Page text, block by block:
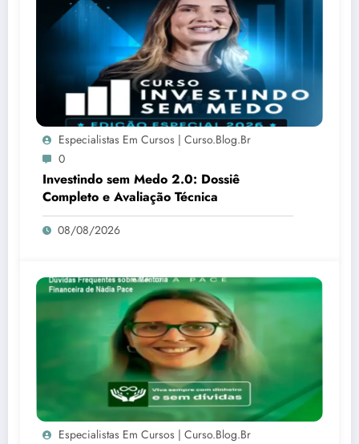
Especialistas Em Cursos | Curso.blog.br
0
Investindo sem Medo 2.0: Dossiê
Completo e Avaliação Técnica
08/08/2026
Especialistas Em Cursos | Curso.blog.br